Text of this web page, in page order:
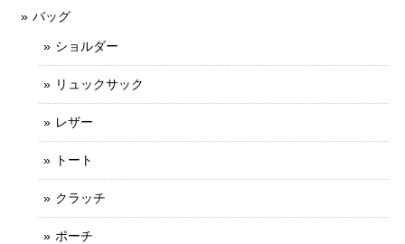
バッグ
ショルダー
リュックサック
レザー
トート
クラッチ
ポーチ